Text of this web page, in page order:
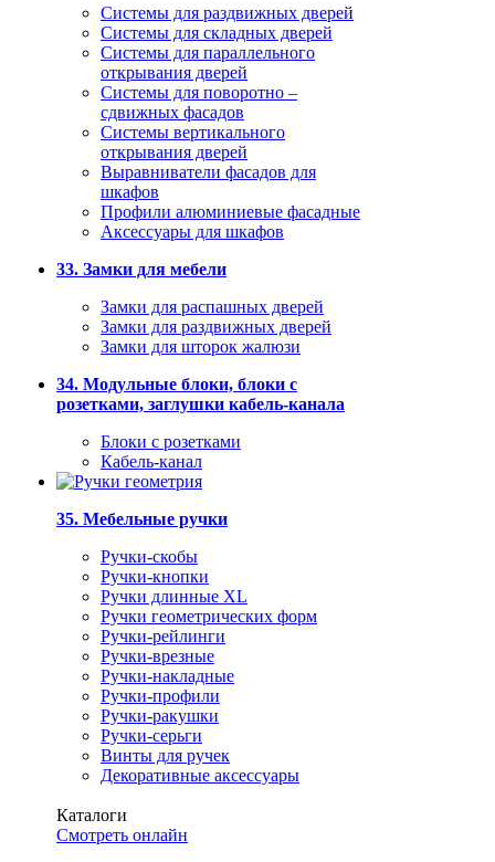
Системы для раздвижных дверей
Системы для складных дверей
Системы для параллельного
открывания дверей
Системы для поворотно –
сдвижных фасадов
Системы вертикального
открывания дверей
Выравниватели фасадов для
шкафов
Профили алюминиевые фасадные
Аксессуары для шкафов
33. Замки для мебели
Замки для распашных дверей
Замки для раздвижных дверей
Замки для шторок жалюзи
34. Модульные блоки, блоки с
розетками, заглушки кабель-канала
Блоки с розетками
Кабель-канал
35. Мебельные ручки
Ручки-скобы
Ручки-кнопки
Ручки длинные XL
Ручки геометрических форм
Ручки-рейлинги
Ручки-врезные
Ручки-накладные
Ручки-профили
Ручки-ракушки
Ручки-серьги
Винты для ручек
Декоративные аксессуары
Каталоги
Смотреть онлайн